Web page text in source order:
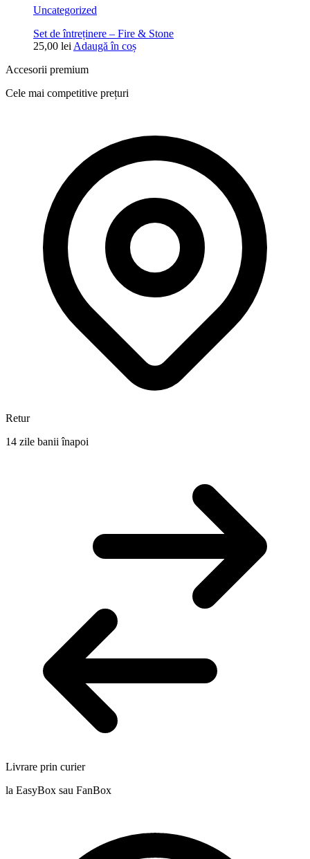
Uncategorized
Set de întreținere – Fire & Stone
25,00 lei Adaugă în coș
Accesorii premium
Cele mai competitive prețuri
Retur
14 zile banii înapoi
Livrare prin curier
la EasyBox sau FanBox